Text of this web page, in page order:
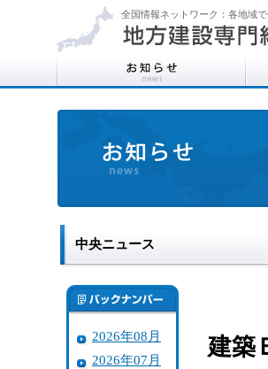
全国情報ネットワーク：各地域
中央ニュース
2026年08月
2026年07月
建築